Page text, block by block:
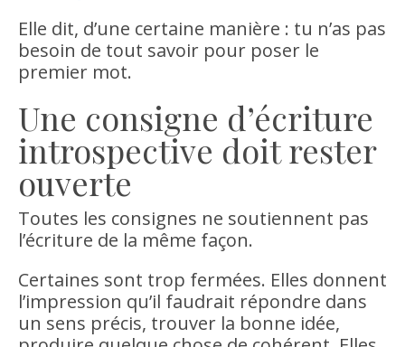
Elle dit, d’une certaine manière : tu n’as pas
besoin de tout savoir pour poser le
premier mot.
Une consigne d’écriture
introspective doit rester
ouverte
Toutes les consignes ne soutiennent pas
l’écriture de la même façon.
Certaines sont trop fermées. Elles donnent
l’impression qu’il faudrait répondre dans
un sens précis, trouver la bonne idée,